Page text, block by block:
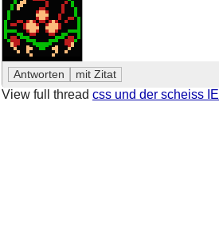
View full thread css und der scheiss IE